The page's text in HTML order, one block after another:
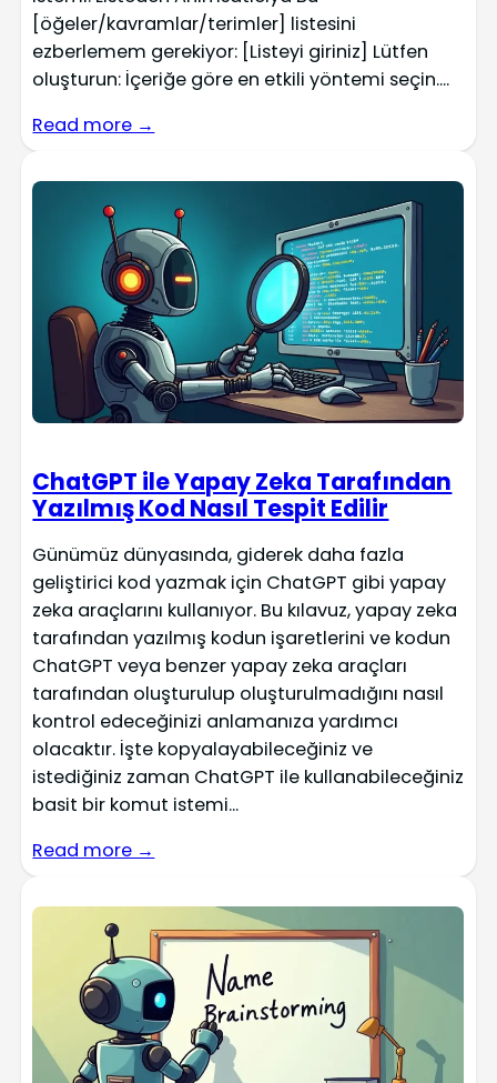
[öğeler/kavramlar/terimler] listesini
ezberlemem gerekiyor: [Listeyi giriniz] Lütfen
oluşturun: İçeriğe göre en etkili yöntemi seçin....
Read more →
ChatGPT ile Yapay Zeka Tarafından
Yazılmış Kod Nasıl Tespit Edilir
Günümüz dünyasında, giderek daha fazla
geliştirici kod yazmak için ChatGPT gibi yapay
zeka araçlarını kullanıyor. Bu kılavuz, yapay zeka
tarafından yazılmış kodun işaretlerini ve kodun
ChatGPT veya benzer yapay zeka araçları
tarafından oluşturulup oluşturulmadığını nasıl
kontrol edeceğinizi anlamanıza yardımcı
olacaktır. İşte kopyalayabileceğiniz ve
istediğiniz zaman ChatGPT ile kullanabileceğiniz
basit bir komut istemi...
Read more →